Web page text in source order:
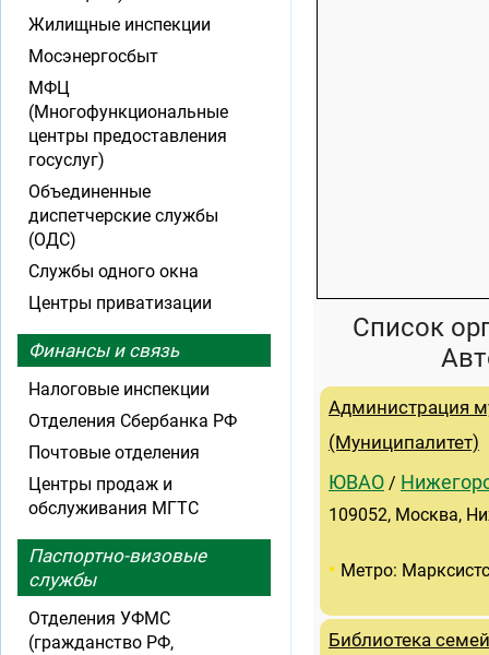
Список
Администрация
(Муниципалитет)
ЮВАО /
109052, Москва,
• Метро:
Библиотека
Жилищные инспекции
Мосэнергосбыт
МФЦ
(Многофункциональные
центры предоставления
госуслуг)
Объединенные
диспетчерские службы
(ОДС)
Службы одного окна
Центры приватизации
Финансы и связь
Налоговые инспекции
Отделения Сбербанка РФ
Почтовые отделения
Центры продаж и
обслуживания МГТС
Паспортно-визовые
службы
Отделения УФМС
(гражданство РФ,